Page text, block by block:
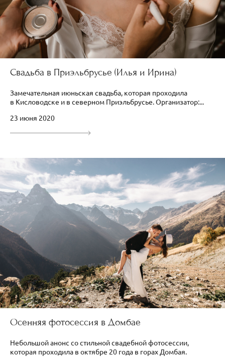
Свадьба в Приэльбрусье (Илья и Ирина)
Замечательная июньская свадьба, которая проходила
в Кисловодске и в северном Приэльбрусье. Организатор:...
23 июня 2020
Осенняя фотосессия в Домбае
Небольшой анонс со стильной свадебной фотосессии,
которая проходила в октябре 20 года в горах Домбая.